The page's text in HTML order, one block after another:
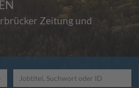
Zeitung und